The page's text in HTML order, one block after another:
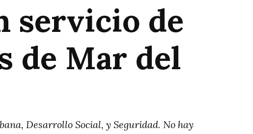
servicio de
de Mar del
Desarrollo Social, y Seguridad. No hay